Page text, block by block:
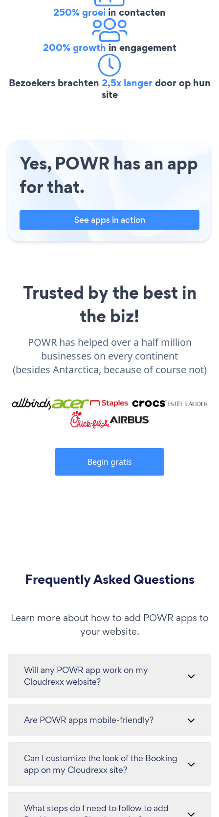
250% groei in contacten
200% growth in engagement
Bezoekers brachten 2,5x langerdoor op hun
site
Yes, POWR has an app
for that.
See apps in action
Trusted by the best in
the biz!
POWR has helped over a half million
businesses on every continent
(besides Antarctica, because of course not)
Begin gratis
Frequently Asked Questions
Learn more about how to add POWR apps to
your website.
Will any POWR app work on my
Cloudrexx website?
Are POWR apps mobile-friendly?
Can I customize the look of the Booking
app on my Cloudrexx site?
What steps do I need to follow to add